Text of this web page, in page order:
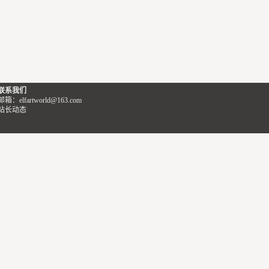
系我们
箱：elfartworld@163.com
长动态